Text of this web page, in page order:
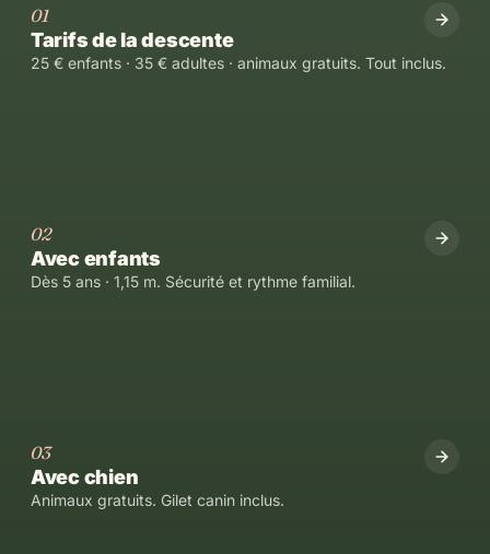
01
Tarifs de la descente
25 € enfants · 35 € adultes · animaux gratuits. Tout inclus.
02
Avec enfants
Dès 5 ans · 1,15 m. Sécurité et rythme familial.
03
Avec chien
Animaux gratuits. Gilet canin inclus.